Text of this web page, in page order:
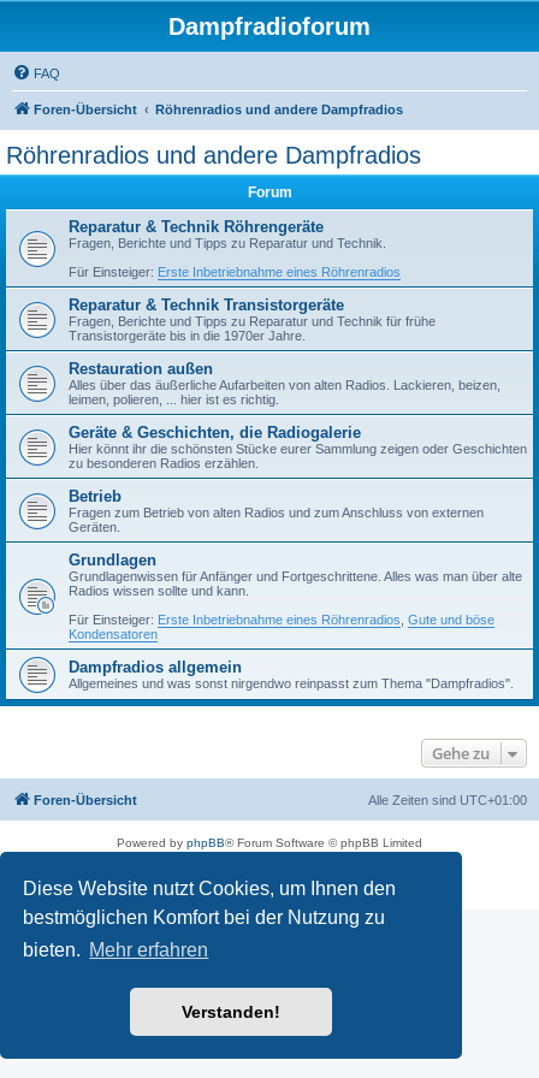
Diese Website nutzt Cookies, um Ihnen den
bestmöglichen Komfort bei der Nutzung zu
bieten. Mehr erfahren
Verstanden!
Dampfradioforum
FAQ
Foren-Übersicht Röhrenradios und andere Dampfradios
Röhrenradios und andere Dampfradios
Forum
Reparatur & Technik Röhrengeräte
Fragen, Berichte und Tipps zu Reparatur und Technik.
Für Einsteiger: Erste Inbetriebnahme eines Röhrenradios
Reparatur & Technik Transistorgeräte
Fragen, Berichte und Tipps zu Reparatur und Technik für frühe
Transistorgeräte bis in die 1970er Jahre.
Restauration außen
Alles über das äußerliche Aufarbeiten von alten Radios. Lackieren, beizen,
leimen, polieren, ... hier ist es richtig.
Geräte & Geschichten, die Radiogalerie
Hier könnt ihr die schönsten Stücke eurer Sammlung zeigen oder Geschichten
zu besonderen Radios erzählen.
Betrieb
Fragen zum Betrieb von alten Radios und zum Anschluss von externen
Geräten.
Grundlagen
Grundlagenwissen für Anfänger und Fortgeschrittene. Alles was man über alte
Radios wissen sollte und kann.
Für Einsteiger: Erste Inbetriebnahme eines Röhrenradios Gute und böse
Kondensatoren
Dampfradios allgemein
Allgemeines und was sonst nirgendwo reinpasst zum Thema "Dampfradios".
Gehe zu
Foren-Übersicht Alle Zeiten sind UTC+01:00
Powered by phpBB® Forum Software © phpBB Limited
Datenschutz |Nutzungsbedingungen